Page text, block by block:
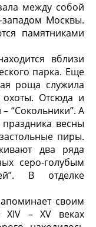
между собой
Москвы.
памятниками
вблизи
парка. Еще
роща служила
Отсюда и
“Сокольники”. А
весны
пиры.
два ряда
серо-голубым
В отделке
своим
– XV веках